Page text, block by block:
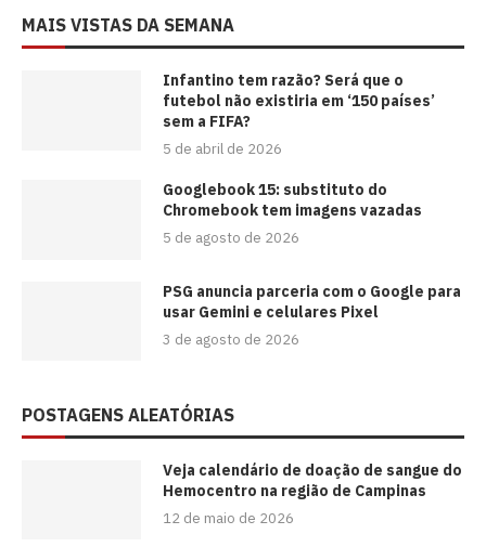
MAIS VISTAS DA SEMANA
⁠Infantino tem razão? Será que o
futebol não existiria em ‘150 países’
sem a FIFA?
5 de abril de 2026
Googlebook 15: substituto do
Chromebook tem imagens vazadas
5 de agosto de 2026
PSG anuncia parceria com o Google para
usar Gemini e celulares Pixel
3 de agosto de 2026
POSTAGENS ALEATÓRIAS
Veja calendário de doação de sangue do
Hemocentro na região de Campinas
12 de maio de 2026